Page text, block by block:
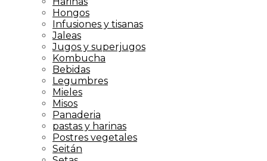
Hongos
Infusiones y tisanas
Jaleas
Jugos y superjugos
Kombucha
Bebidas
Legumbres
Mieles
Misos
Panaderia
pastas y harinas
Postres vegetales
Seitán